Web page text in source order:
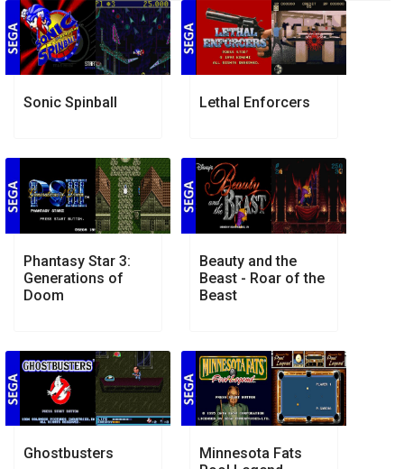
Sonic Spinball Lethal Enforcers
Phantasy Star 3:
Generations of
Doom
Beauty and the
Beast - Roar of the
Beast
Ghostbusters
Minnesota Fats